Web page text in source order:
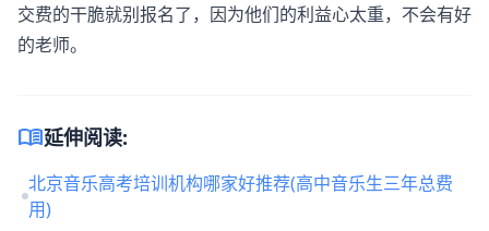
交费的干脆就别报名了，因为他们的利益心太重，不会有好
的老师。
menu_book延伸阅读:
北京音乐高考培训机构哪家好推荐(高中音乐生三年总费
用)